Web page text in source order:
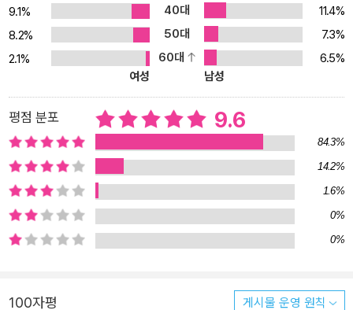
렸다. 첫 행에 주제를 밝히는 서양 서사시 전통에 부합하도록 어순을
살리고(“노여움을 노래하소서, 여신이여!”) “날개 돋친 말” “이빨 울
타리” 등 은유를 살려 호메로스의 숨결을 번역에 불어넣었다.
9.1%
40대
11.4%
8.2%
50대
7.3%
2.1%
60대
6.5%
여성
남성
평점 분포 9.6
84.3%
14.2%
1.6%
0%
0%
100자평 게시물 운영 원칙